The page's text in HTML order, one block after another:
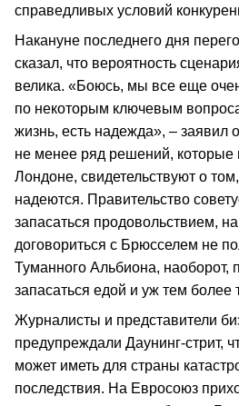
справедливых условий
Накануне последнего дня
сказал, что вероятность
велика. «Боюсь, мы все еще
по некоторым ключевым
жизнь, есть надежда», – заявил
не менее ряд решений, которые
Лондоне, свидетельствуют о
надеются. Правительство
запасаться продовольствием,
договориться с Брюсселем не
Туманного Альбиона, наоборот,
запасаться едой и уж тем более
Журналисты и представители
предупреждали Даунинг-стрит,
может иметь для страны
последствия. На Евросоюз